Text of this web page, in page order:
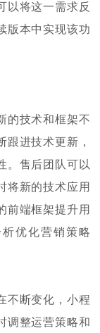
以将这一需求反
版本中实现该功
的技术和框架不
跟进技术更新，
。售后团队可以
将新的技术应用
前端框架提升用
优化营销策略
不断变化，小程
调整运营策略和